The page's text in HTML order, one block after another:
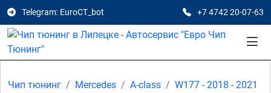
Telegram: EuroCT_bot +7 4742 20-07-63
Чип тюнинг Mercedes A-class
W177 - 2018 - 2021